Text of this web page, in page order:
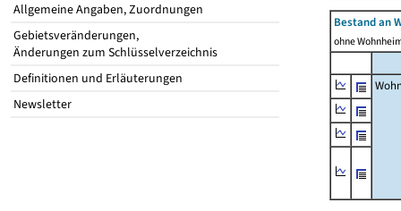
Allgemeine Angaben, Zuordnungen
Gebietsveränderungen,
Änderungen zum Schlüsselverzeichnis
Definitionen und Erläuterungen
Newsletter
Bestand an
ohne